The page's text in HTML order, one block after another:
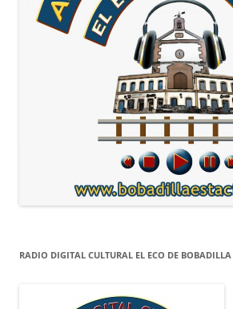
RADIO DIGITAL CULTURAL EL ECO DE BOBADILLA